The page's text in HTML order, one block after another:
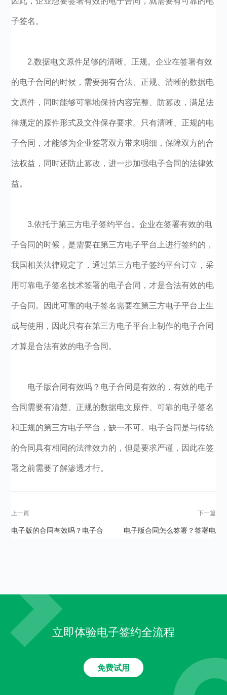
子签名。
2.数据电文原件足够的清晰、正规。企业在签署有效
的电子合同的时候，需要拥有合法、正规、清晰的数据电
文原件，同时能够可靠地保持内容完整、防篡改，满足法
律规定的原件形式及文件保存要求。只有清晰、正规的电
子合同，才能够为企业签署双方带来明细，保障双方的合
法权益，同时还防止篡改，进一步加强电子合同的法律效
益。
3.依托于第三方电子签约平台。企业在签署有效的电
子合同的时候，是需要在第三方电子平台上进行签约的，
我国相关法律规定了，通过第三方电子签约平台订立，采
用可靠电子签名技术签署的电子合同，才是合法有效的电
子合同。因此可靠的电子签名需要在第三方电子平台上生
成与使用，因此只有在第三方电子平台上制作的电子合同
才算是合法有效的电子合同。
电子版合同有效吗？电子合同是有效的，有效的电子
合同需要有清楚、正规的数据电文原件、可靠的电子签名
和正规的第三方电子平台，缺一不可。电子合同是与传统
的合同具有相同的法律效力的，但是要求严谨，因此在签
署之前需要了解渗透才行。
上一篇
电子版的合同有效吗？电子合
下一篇
电子版合同怎么签署？签署电
立即体验电子签约全流程
免费试用